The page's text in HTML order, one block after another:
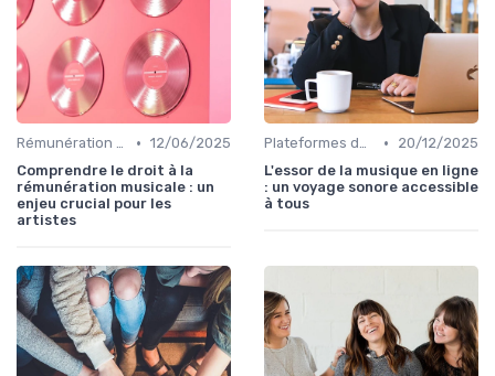
Rémunération des artistes • 12/06/2025
Comprendre le droit à la
rémunération musicale : un
enjeu crucial pour les
artistes
Plateformes de streaming •
20/12/2025
L'essor de la musique en ligne
: un voyage sonore accessible
à tous